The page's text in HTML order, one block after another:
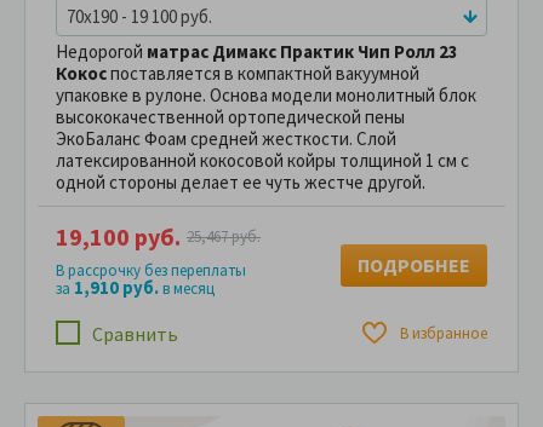
70x190 - 19 100 руб.
Недорогой матрас Димакс Практик Чип Ролл 23
Кокоспоставляется в компактной вакуумной
упаковке в рулоне. Основа модели монолитный блок
высококачественной ортопедической пены
ЭкоБаланс Фоам средней жесткости. Слой
латексированной кокосовой койры толщиной 1 см с
одной стороны делает ее чуть жестче другой.
Сравнить В избранное
19,100 руб. 25,467 руб.
В рассрочку без переплаты
за 1,910 руб.в месяц
ПОДРОБНЕЕ